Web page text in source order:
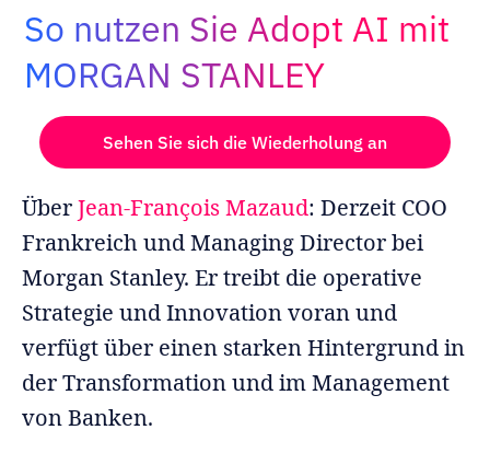
Adopt AI
nach:
DE
So nutzen Sie Adopt AI mit
MORGAN STANLEY
Sehen Sie sich die Wiederholung an
ÜberJean-François Mazaud: Derzeit COO
Frankreich und Managing Director bei
Morgan Stanley. Er treibt die operative
Strategie und Innovation voran und
verfügt über einen starken Hintergrund in
der Transformation und im Management
von Banken.